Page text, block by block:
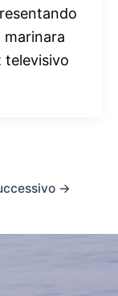
televisivo
→